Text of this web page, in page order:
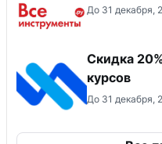
До 31 декабря,
Скидка
курсов
До 31 декабря,